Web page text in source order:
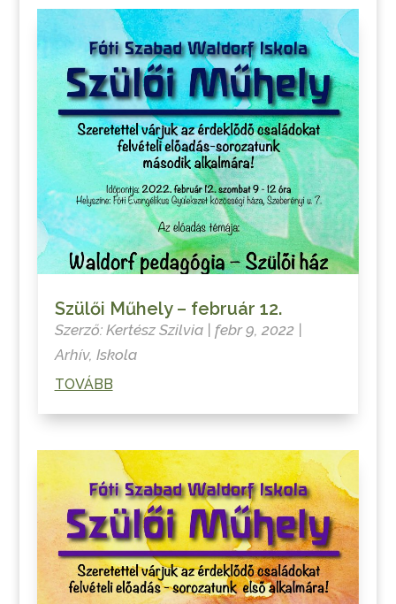
Szülői Műhely – február 12.
Szerző: Kertész Szilvia| febr 9, 2022|
Arhív, Iskola
TOVÁBB